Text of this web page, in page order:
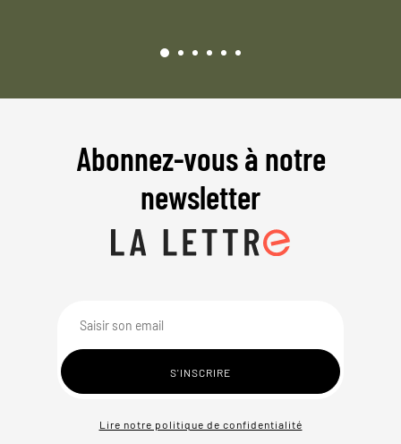
Abonnez-vous à notre
newsletter
Lire notre politique de confidentialité